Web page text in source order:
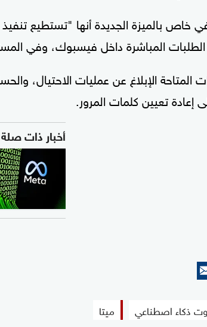
بالميزة الجديدة أنها "تستطيع تنفيذ
المباشرة داخل فيسبوك، وفي
المتاحة الإبلاغ عن عمليات الاحتيال،
إعادة تعيين كلمات المرور.
أخبار ذات صلة
ذكاء اصطناعي ميتا